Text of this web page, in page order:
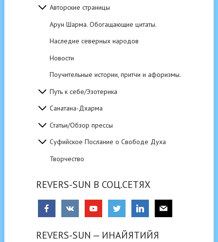
Авторские страницы
Арун Шарма. Обогащающие цитаты.
Наследие северных народов
Новости
Поучительные истории, притчи и афоризмы.
Путь к себе/Эзотерика
Санатана-Дхарма
Статьи/Обзор прессы
Суфийское Послание о Свободе Духа
Творчество
REVERS-SUN В СОЦ.СЕТЯХ
REVERS-SUN — ИНАЙЯТИЙЯ